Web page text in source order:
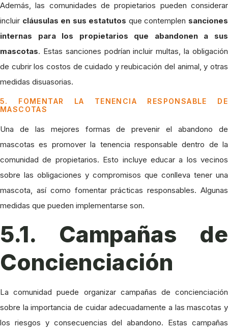
Además, las comunidades de propietarios pueden considerar
incluir cláusulas en sus estatutos que contemplen sanciones
internas para los propietarios que abandonen a sus
mascotas. Estas sanciones podrían incluir multas, la obligación
de cubrir los costos de cuidado y reubicación del animal, y otras
medidas disuasorias.
5. FOMENTAR LA TENENCIA RESPONSABLE DE
MASCOTAS
Una de las mejores formas de prevenir el abandono de
mascotas es promover la tenencia responsable dentro de la
comunidad de propietarios. Esto incluye educar a los vecinos
sobre las obligaciones y compromisos que conlleva tener una
mascota, así como fomentar prácticas responsables. Algunas
medidas que pueden implementarse son.
5.1. Campañas de
Concienciación
La comunidad puede organizar campañas de concienciación
sobre la importancia de cuidar adecuadamente a las mascotas y
los riesgos y consecuencias del abandono. Estas campañas